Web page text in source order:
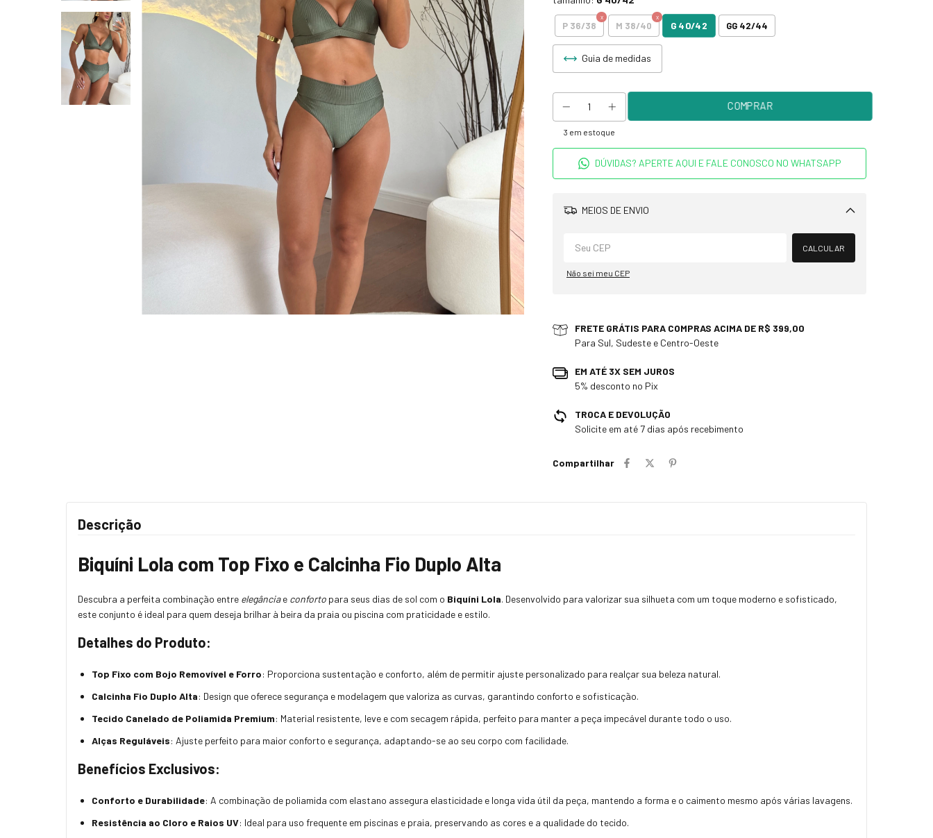
P 36/38 M 38/40 G 40/42 GG 42/44
Guia de medidas
3 em estoque
DÚVIDAS? APERTE AQUI E FALE CONOSCO NO WHATSAPP
MEIOS DE ENVIO
Alterar CEP
CALCULAR
Não sei meu CEP
FRETE GRÁTIS PARA COMPRAS ACIMA DE R$ 399,00
Para Sul, Sudeste e Centro-Oeste
EM ATÉ 3X SEM JUROS
5% desconto no Pix
TROCA E DEVOLUÇÃO
Solicite em até 7 dias após recebimento
Compartilhar
Descrição
Biquíni Lola com Top Fixo e Calcinha Fio Duplo Alta
Descubra a perfeita combinação entre elegânciae conforto para seus dias de sol com o Biquíni Lola. Desenvolvido para valorizar sua silhueta com um toque moderno e sofisticado,
este conjunto é ideal para quem deseja brilhar à beira da praia ou piscina com praticidade e estilo.
Detalhes do Produto:
Top Fixo com Bojo Removível e Forro: Proporciona sustentação e conforto, além de permitir ajuste personalizado para realçar sua beleza natural.
Calcinha Fio Duplo Alta: Design que oferece segurança e modelagem que valoriza as curvas, garantindo conforto e sofisticação.
Tecido Canelado de Poliamida Premium: Material resistente, leve e com secagem rápida, perfeito para manter a peça impecável durante todo o uso.
Alças Reguláveis: Ajuste perfeito para maior conforto e segurança, adaptando-se ao seu corpo com facilidade.
Benefícios Exclusivos:
Conforto e Durabilidade: A combinação de poliamida com elastano assegura elasticidade e longa vida útil da peça, mantendo a forma e o caimento mesmo após várias lavagens.
Resistência ao Cloro e Raios UV: Ideal para uso frequente em piscinas e praia, preservando as cores e a qualidade do tecido.